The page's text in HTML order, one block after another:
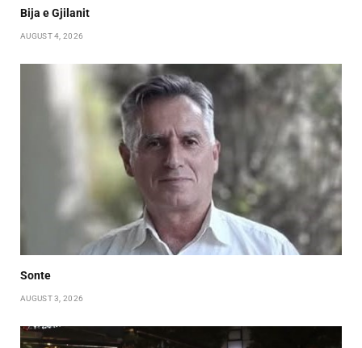
Bija e Gjilanit
AUGUST 4, 2026
Sonte
AUGUST 3, 2026